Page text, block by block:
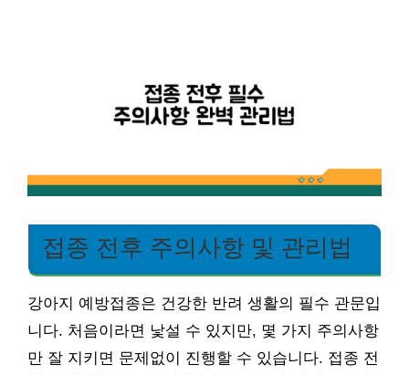
접종 전후 주의사항 및 관리법
강아지 예방접종은 건강한 반려 생활의 필수 관문입
니다. 처음이라면 낯설 수 있지만, 몇 가지 주의사항
만 잘 지키면 문제없이 진행할 수 있습니다. 접종 전